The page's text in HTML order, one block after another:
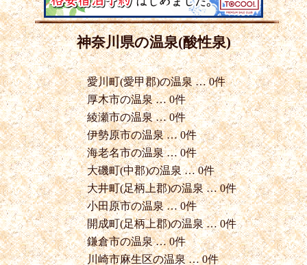
神奈川県の温泉(酸性泉)
愛川町(愛甲郡)の温泉 … 0件
厚木市の温泉 … 0件
綾瀬市の温泉 … 0件
伊勢原市の温泉 … 0件
海老名市の温泉 … 0件
大磯町(中郡)の温泉 … 0件
大井町(足柄上郡)の温泉 … 0件
小田原市の温泉 … 0件
開成町(足柄上郡)の温泉 … 0件
鎌倉市の温泉 … 0件
川崎市麻生区の温泉 … 0件